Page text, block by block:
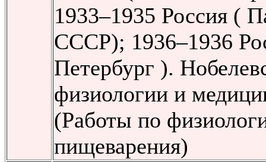
1933–1935 Россия (
СССР); 1936–1936
Петербург ).
физиологии и
(Работы по
пищеварения)